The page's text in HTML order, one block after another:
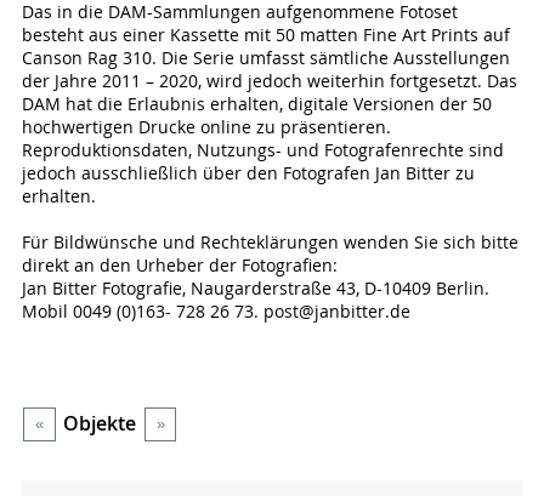
Das in die DAM-Sammlungen aufgenommene Fotoset
besteht aus einer Kassette mit 50 matten Fine Art Prints auf
Canson Rag 310. Die Serie umfasst sämtliche Ausstellungen
der Jahre 2011 – 2020, wird jedoch weiterhin fortgesetzt. Das
DAM hat die Erlaubnis erhalten, digitale Versionen der 50
hochwertigen Drucke online zu präsentieren.
Reproduktionsdaten, Nutzungs- und Fotografenrechte sind
jedoch ausschließlich über den Fotografen Jan Bitter zu
erhalten.
Für Bildwünsche und Rechteklärungen wenden Sie sich bitte
direkt an den Urheber der Fotografien:
Jan Bitter Fotografie, Naugarderstraße 43, D-10409 Berlin.
Mobil 0049 (0)163- 728 26 73. post@janbitter.de
« Objekte »